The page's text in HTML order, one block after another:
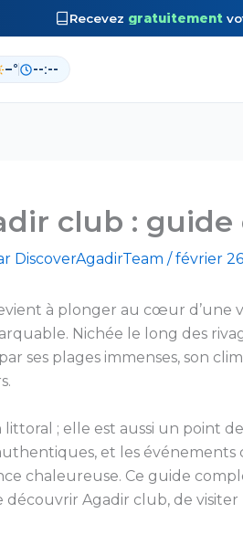
Recevez gratuitement
–° --:--
club :
DiscoverAgadirTeam /février
à plonger au cœur d’une
Nichée le long des
ses plages immenses, son
littoral ; elle est aussi un point
et les
chaleureuse. Ce guide
découvrir Agadir club, de